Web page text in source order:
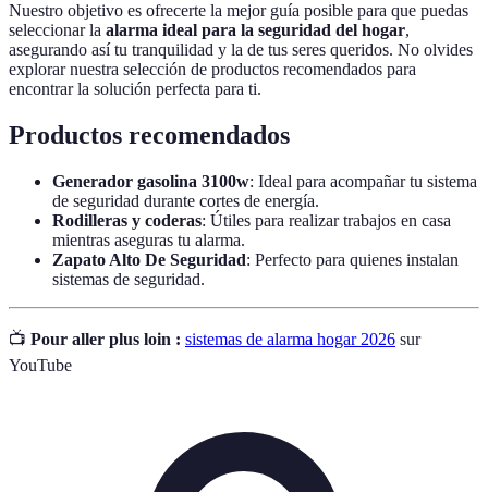
Nuestro objetivo es ofrecerte la mejor guía posible para que puedas
seleccionar la alarma ideal para la seguridad del hogar,
asegurando así tu tranquilidad y la de tus seres queridos. No olvides
explorar nuestra selección de productos recomendados para
encontrar la solución perfecta para ti.
Productos recomendados
Generador gasolina 3100w: Ideal para acompañar tu sistema
de seguridad durante cortes de energía.
Rodilleras y coderas: Útiles para realizar trabajos en casa
mientras aseguras tu alarma.
Zapato Alto De Seguridad: Perfecto para quienes instalan
sistemas de seguridad.
📺 Pour aller plus loin : sistemas de alarma hogar 2026 sur
YouTube